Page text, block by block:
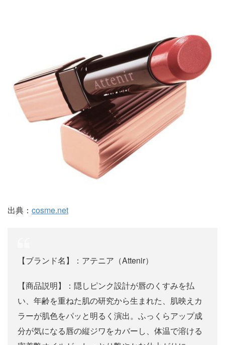
出典： cosme.net
【ブランド名】：アテニア（Attenir）
【商品説明】：隠しピンク設計が唇のくすみを払
い、年齢を重ねた肌の研究から生まれた、肌映えカ
ラーが肌色をパッと明るく演出。ふっくらアップ成
分が気になる唇の縦ジワをカバーし、体温で溶ける